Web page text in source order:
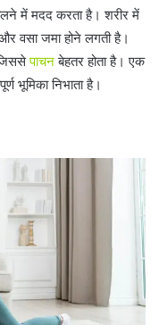
में मदद करता है। शरीर में
वसा जमा होने लगती है।
पाचनबेहतर होता है। एक
भूमिका निभाता है।